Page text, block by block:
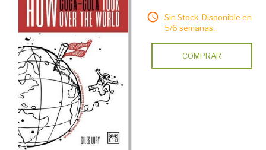
Sin Stock. Disponible en
5/6 semanas.
COMPRAR